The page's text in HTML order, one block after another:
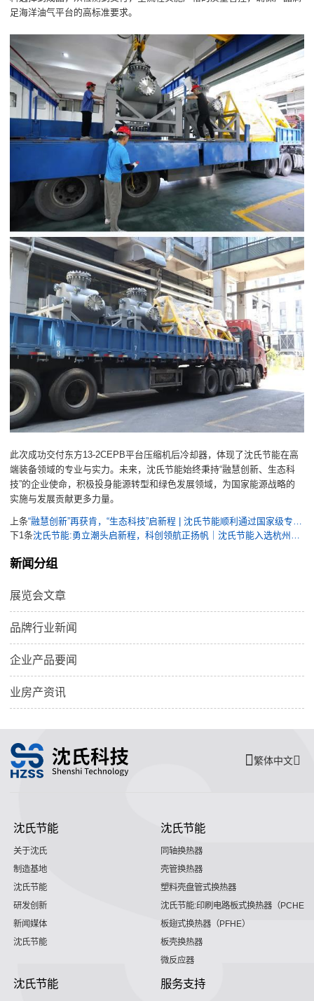
足海洋油气平台的高标准要求。
此次成功交付东方13-2CEPB平台压缩机后冷却器，体现了沈氏节能在高
端装备领域的专业与实力。未来，沈氏节能始终秉持“融慧创新、生态科
技”的企业使命，积极投身能源转型和绿色发展领域，为国家能源战略的
实施与发展贡献更多力量。
上条
“融慧创新”再获肯，“生态科技”启新程 | 沈氏节能顺利通过国家级专精特新“小巨人”企业复核
下1条
沈氏节能:勇立潮头启新程，科创领航正扬帆｜沈氏节能入选杭州市首批“百舸企业”
新闻分组
展览会文章
品牌行业新闻
企业产品要闻
业房产资讯
繁体中文
沈氏节能
关于沈氏
制造基地
沈氏节能
研发创新
新闻媒体
沈氏节能
沈氏节能
同轴换热器
壳管换热器
塑料壳盘管式换热器
沈氏节能:印刷电路板式换热器（PCHE）
板翅式换热器（PFHE）
板壳换热器
微反应器
沈氏节能 服务支持